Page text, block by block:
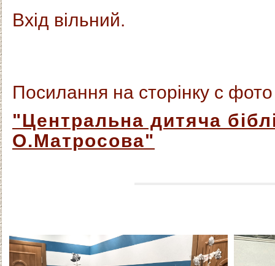
Вхід вільний.
Посилання на сторінку с
"Центральна дитяча
О.Матросова"